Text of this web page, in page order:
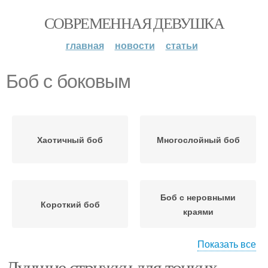
СОВРЕМЕННАЯ ДЕВУШКА
главная новости статьи
Боб с боковым
Хаотичный боб Многослойный боб
Короткий боб
Боб с неровными
краями
Показать все